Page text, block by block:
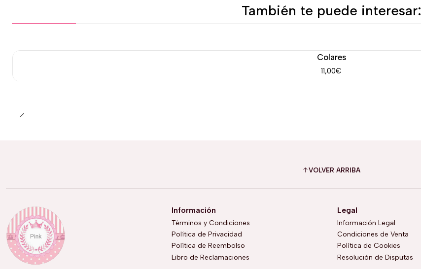
También te puede interesar:
Colares
11,00€
VOLVER ARRIBA
Información
Términos y Condiciones
Política de Privacidad
Política de Reembolso
Libro de Reclamaciones
Legal
Información Legal
Condiciones de Venta
Política de Cookies
Resolución de Disputas